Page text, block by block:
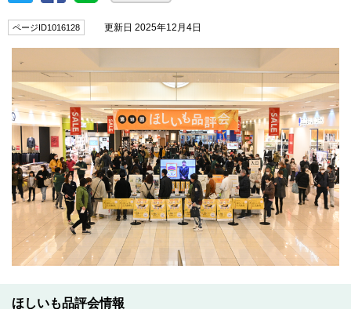
ページID1016128 更新日 2025年12月4日
ほしいも品評会情報